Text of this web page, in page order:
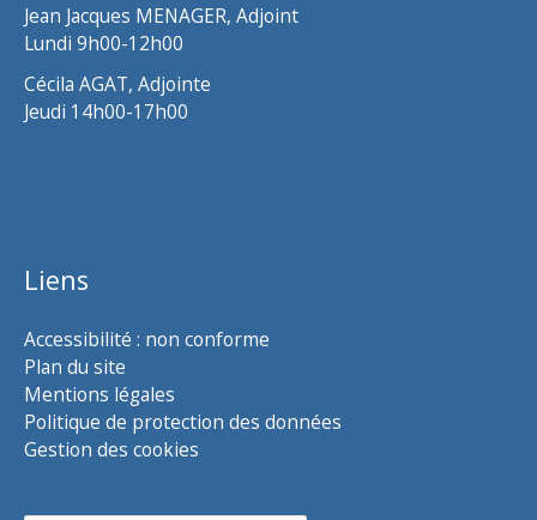
Jean Jacques MENAGER, Adjoint
Lundi 9h00-12h00
Cécila AGAT, Adjointe
Jeudi 14h00-17h00
Liens
Accessibilité : non conforme
Plan du site
Mentions légales
Politique de protection des données
Gestion des cookies